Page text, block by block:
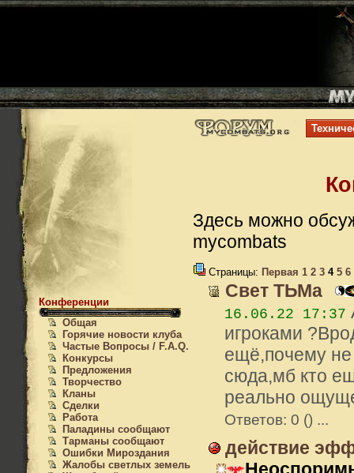
Конференции
Общая
Горячие новости клуба
Частые Вопросы / F.A.Q.
Конкурсы
Предложения
Творчество
Кланы
Сделки
Работа
Паладины сообщают
Тарманы сообщают
Ошибки Мироздания
Жалобы светлых земель
Здесь можно
mycombats
Страницы: Первая 1 2 3 4 5 6
Свет ТЬМа
16.06.22 17:37
игроками
ещё,почему
сюда,мб кто
реально
Ответов: 0 () ...
действие